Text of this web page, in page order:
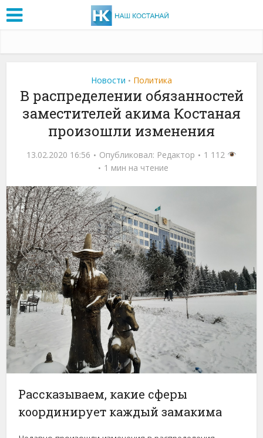
Новости • Политика
В распределении обязанностей
заместителей акима Костаная
произошли изменения
13.02.2020 16:56 Опубликовал: Редактор
1 112
1 мин на чтение
Рассказываем, какие сферы
координирует каждый замакима